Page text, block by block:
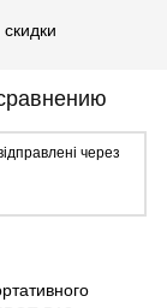
через